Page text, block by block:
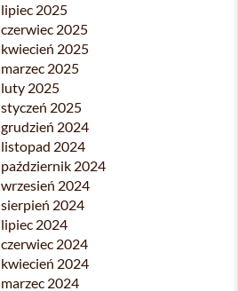
lipiec 2025
czerwiec 2025
kwiecień 2025
marzec 2025
luty 2025
styczeń 2025
grudzień 2024
listopad 2024
październik 2024
wrzesień 2024
sierpień 2024
lipiec 2024
czerwiec 2024
kwiecień 2024
marzec 2024